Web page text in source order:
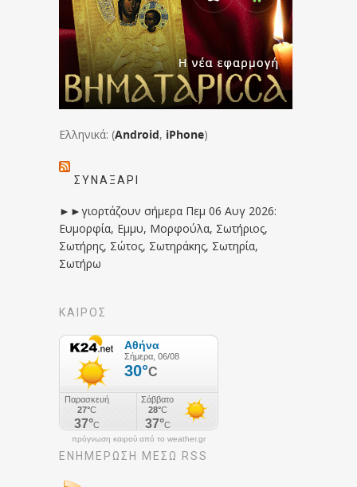
Ελληνικά: (Android, iPhone)
ΣΥΝΑΞΆΡΙ
►►γιορτάζουν σήμερα Πεμ 06 Αυγ 2026:
Ευμορφία, Εμμυ, Μορφούλα, Σωτήριος,
Σωτήρης, Σώτος, Σωτηράκης, Σωτηρία,
Σωτήρω
ΚΑΙΡΟΣ
πρόγνωση καιρού από το weather.gr
ΕΝΗΜΈΡΩΣΉ ΜΕΣΩ RSS